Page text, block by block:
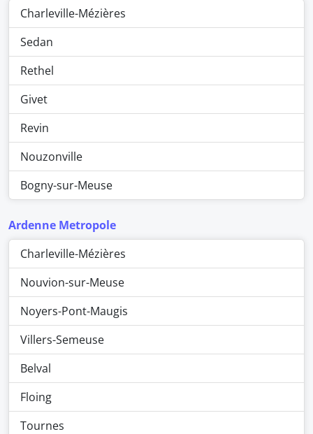
Charleville-Mézières
Sedan
Rethel
Givet
Revin
Nouzonville
Bogny-sur-Meuse
Ardenne Metropole
Charleville-Mézières
Nouvion-sur-Meuse
Noyers-Pont-Maugis
Villers-Semeuse
Belval
Floing
Tournes